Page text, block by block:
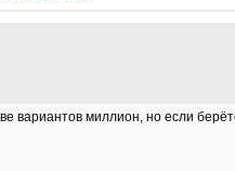
миллион, но если